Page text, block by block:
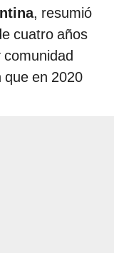
, resumió
cuatro años
comunidad
que en 2020